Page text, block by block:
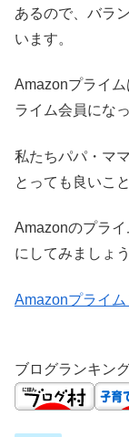
あるので、バラ
います。
Amazonプライ
ライム会員にな
私たちパパ・マ
とっても良いこ
Amazonのプラ
にしてみましょう
Amazonプライ
ブログランキン